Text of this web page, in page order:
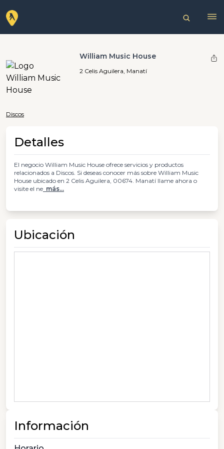
William Music House
2 Celis Aguilera, Manatí
Discos
Detalles
El negocio William Music House ofrece servicios y productos
relacionados a Discos. Si deseas conocer más sobre William Music
House ubicado en 2 Celis Aguilera, 00674. Manatí llame ahora o
visite el ne más...
Ubicación
Información